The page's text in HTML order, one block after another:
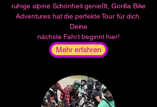
ruhige alpine Schönheit genießt, Gorilla Bike
Adventures hat die perfekte Tour für dich.
Deine
nächste Fahrt beginnt hier!
Mehr erfahren